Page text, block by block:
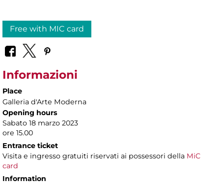
Free with MIC card
Informazioni
Place
Galleria d'Arte Moderna
Opening hours
Sabato 18 marzo 2023
ore 15.00
Entrance ticket
Visita e ingresso gratuiti riservati ai possessori della MiC
card
Information